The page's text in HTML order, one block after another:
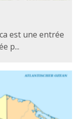
est une entrée
p...